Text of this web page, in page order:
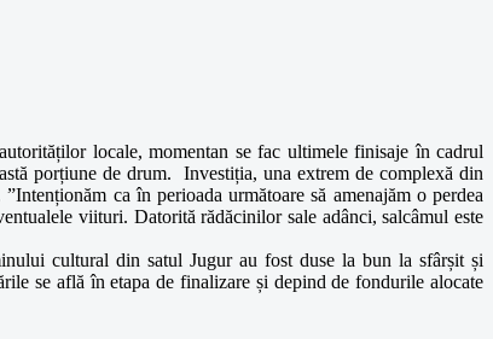
locale, momentan se fac ultimele finisaje în cadrul
porțiune de drum. Investiția, una extrem de complexă din
ca în perioada următoare să amenajăm o perdea
viituri. Datorită rădăcinilor sale adânci, salcâmul este
cultural din satul Jugur au fost duse la bun la sfârșit și
se află în etapa de finalizare și depind de fondurile alocate